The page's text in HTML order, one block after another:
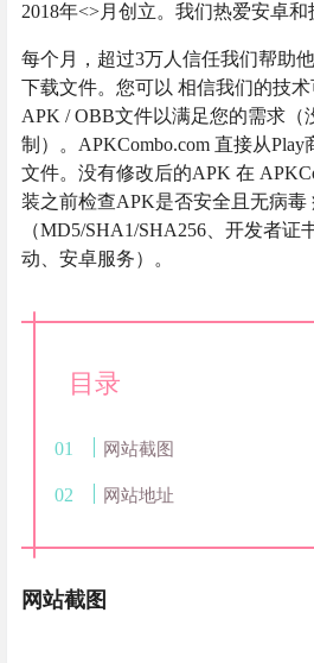
2018年<>月创立。我们热爱安卓和
每个月，超过3万人信任我们帮助
下载文件。您可以 相信我们的技
APK / OBB文件以满足您的需求（
制）。APKCombo.com 直接从
文件。没有修改后的APK 在
装之前检查APK是否安全且无病毒
（MD5/SHA1/SHA256、开发者
动、安卓服务）。
目录
网站截图
网站地址
网站截图